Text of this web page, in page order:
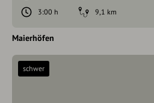
3:00 h
9,1 km
Maierhöfen
schwer